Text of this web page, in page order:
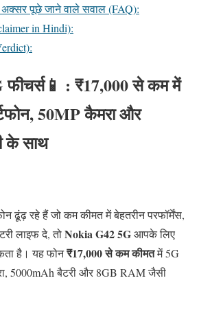
अक्सर पूछे जाने वाले सवाल (FAQ):
in Hindi):
: ₹17,000 से कम में
50MP कैमरा और
के साथ
ढूंढ़ रहे हैं जो कम कीमत में बेहतरीन परफॉर्मेंस,
लाइफ दे, तोNokia G42 5Gआपके लिए
है। यह फोन₹17,000 से कम कीमतमें 5G
5000mAh बैटरी और 8GB RAM जैसी